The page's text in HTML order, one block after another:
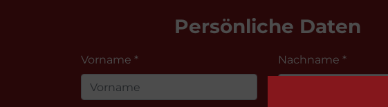
Persönliche Daten
Vorname * Nachname *